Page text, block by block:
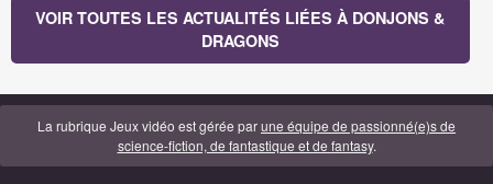
VOIR TOUTES LES ACTUALITÉS LIÉES À DONJONS &
DRAGONS
La rubrique Jeux vidéo est gérée parune équipe de passionné(e)s de
science-fiction, de fantastique et de fantasy.